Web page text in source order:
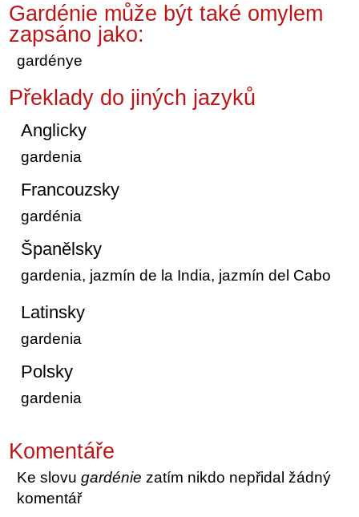
Gardénie může být také omylem
zapsáno jako:
gardénye
Překlady do jiných jazyků
Anglicky
gardenia
Francouzsky
gardénia
Španělsky
gardenia, jazmín de la India, jazmín del Cabo
Latinsky
gardenia
Polsky
gardenia
Komentáře
Ke slovugardénie zatím nikdo nepřidal žádný
komentář